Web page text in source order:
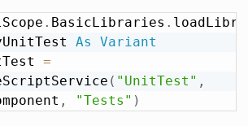
. BasicLibraries .
As
Variant
=
( "UnitTest" ,
, "Tests" )